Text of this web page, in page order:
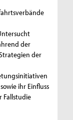
der
der
ihr Einfluss
Fallstudie